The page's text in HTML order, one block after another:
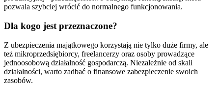
pozwala szybciej wrócić do normalnego funkcjonowania.
Dla kogo jest przeznaczone?
Z ubezpieczenia majątkowego korzystają nie tylko duże firmy, ale
też mikroprzedsiębiorcy, freelancerzy oraz osoby prowadzące
jednoosobową działalność gospodarczą. Niezależnie od skali
działalności, warto zadbać o finansowe zabezpieczenie swoich
zasobów.